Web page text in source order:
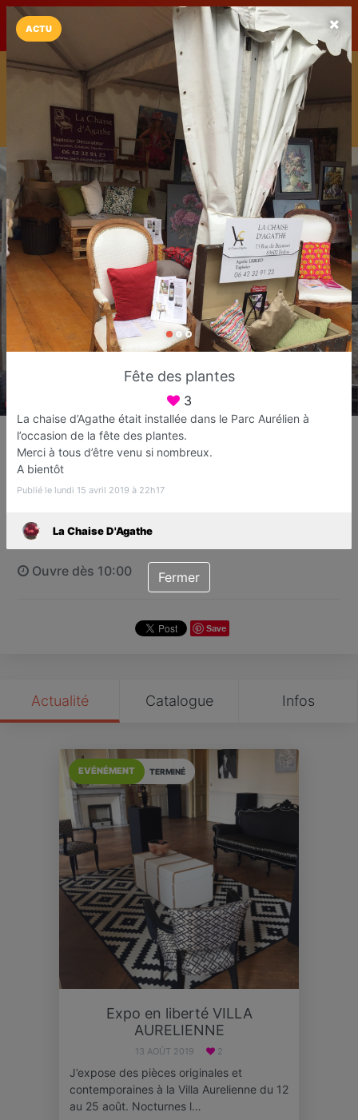
LaCarte LaCarte sur
Play Store
Installez l'App LaCarte
Téléchargez gratuitement l'app LaCarte pour suivre vos
commerces favoris et ne rien rater !
Télécharger Plus tard
La Chaise D'Agathe
Tapissier
Ouvre dès 10:00
Save
Actualité Catalogue Infos
TERMINÉ
EVÉNÉMENT
Expo en liberté VILLA
AURELIENNE
13 AOÛT 2019 2
J’expose des pièces originales et
contemporaines à la Villa Aurelienne du 12
au 25 août. Nocturnes l…
ACTU
Fête des plantes
3
La chaise d’Agathe était installée dans le Parc Aurélien à
l’occasion de la fête des plantes.
Merci à tous d’être venu si nombreux.
A bientôt
Publié le lundi 15 avril 2019 à 22h17
La Chaise D'Agathe
Fermer